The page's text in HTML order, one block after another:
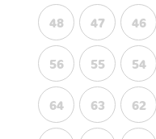
46
47
48
54
55
56
62
63
64